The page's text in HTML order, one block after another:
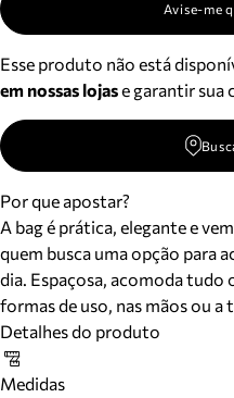
Avise-me
Esse produto não está
em nossas lojase garantir sua
Por que apostar?
A bag é prática, elegante e
quem busca uma opção para
dia. Espaçosa, acomoda tudo
formas de uso, nas mãos ou a
Detalhes do produto
Medidas